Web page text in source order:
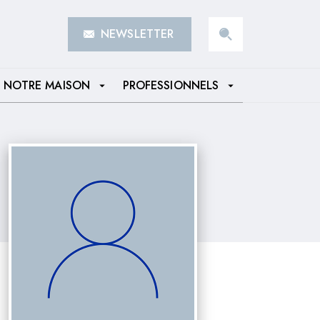
NEWSLETTER
NOTRE MAISON arrow_drop_down PROFESSIONNELS arrow_drop_down